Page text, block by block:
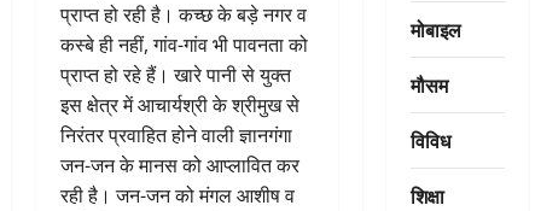
प्राप्त हो रही है। कच्छ के बड़े नगर व
कस्बे ही नहीं, गांव-गांव भी पावनता को
प्राप्त हो रहे हैं। खारे पानी से युक्त
इस क्षेत्र में आचार्यश्री के श्रीमुख से
निरंतर प्रवाहित होने वाली ज्ञानगंगा
जन-जन के मानस को आप्लावित कर
रही है। जन-जन को मंगल आशीष व
मोबाइल
मौसम
विविध
शिक्षा